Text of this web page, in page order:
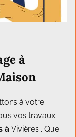
à
à votre
vos travaux
à Vivières . Que